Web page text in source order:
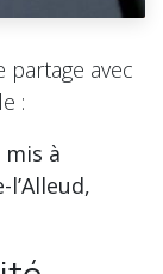
partage avec
:
à